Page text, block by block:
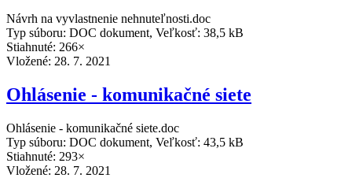
Návrh na vyvlastnenie nehnuteľnosti.doc
Typ súboru: DOC dokument, Veľkosť: 38,5 kB
Stiahnuté: 266×
Vložené: 28. 7. 2021
Ohlásenie - komunikačné siete
Ohlásenie - komunikačné siete.doc
Typ súboru: DOC dokument, Veľkosť: 43,5 kB
Stiahnuté: 293×
Vložené: 28. 7. 2021